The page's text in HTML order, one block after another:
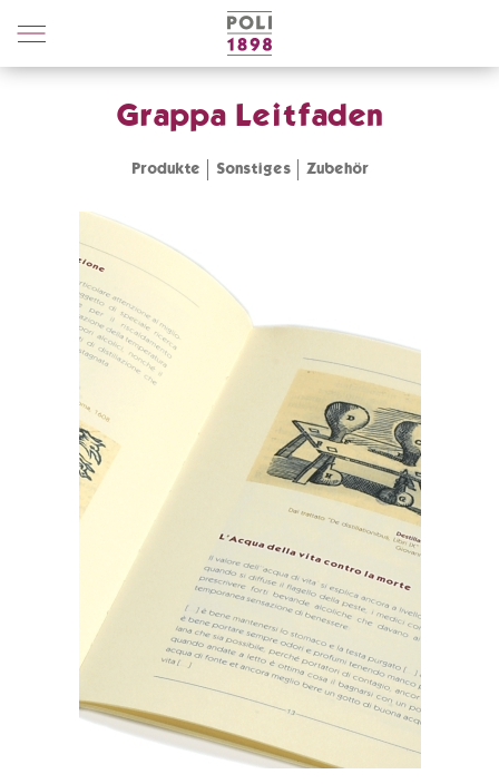
Poli
Distillerie
Grappa Leitfaden
Produkte Sonstiges Zubehör